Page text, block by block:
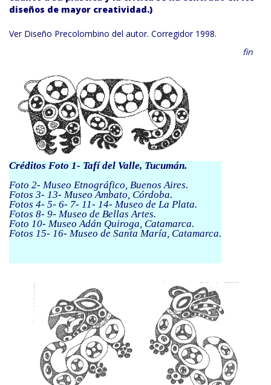
diseños de mayor creatividad.)
Ver Diseño Precolombino del autor. Corregidor 1998.
Créditos Foto 1- Tafí del Valle, Tucumán.
Foto 2- Museo Etnográfico, Buenos Aires.
Fotos 3- 13- Museo Ambato, Córdoba.
Fotos 4- 5- 6- 7- 11- 14- Museo de La Plata.
Fotos 8- 9- Museo de Bellas Artes.
Foto 10- Museo Adán Quiroga, Catamarca.
Fotos 15- 16- Museo de Santa María, Catamarca.
fin